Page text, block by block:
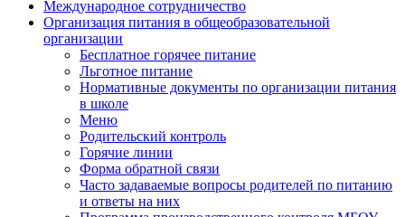
Международное сотрудничество
Организация питания в общеобразовательной
организации
Бесплатное горячее питание
Льготное питание
Нормативные документы по организации питания
в школе
Меню
Родительский контроль
Горячие линии
Форма обратной связи
Часто задаваемые вопросы родителей по питанию
и ответы на них